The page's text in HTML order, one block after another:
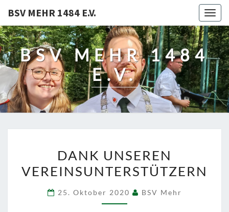
BSV MEHR 1484 E.V.
BSV MEHR 1484
E.V.
UNSEREN
VEREINSUNTERSTÜTZERN
DANK UNSEREN
VEREINSUNTERSTÜTZERN
25. Oktober 2020 BSV Mehr